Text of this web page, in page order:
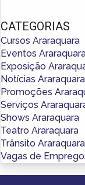
CATEGORIAS
Cursos Araraquara
Eventos
Exposição
Notícias Araraquara
Promoções
Serviços
Shows Araraquara
Teatro Araraquara
Trânsito Araraquara
Vagas de